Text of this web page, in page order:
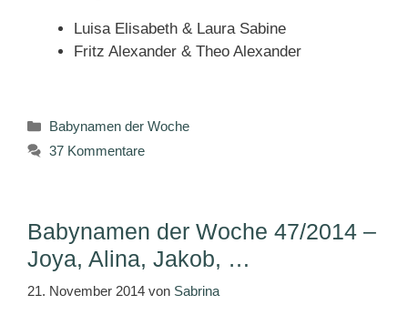
Luisa Elisabeth & Laura Sabine
Fritz Alexander & Theo Alexander
Kategorien
Babynamen der Woche
37 Kommentare
Babynamen der Woche 47/2014 –
Joya, Alina, Jakob, …
21. November 2014 von Sabrina